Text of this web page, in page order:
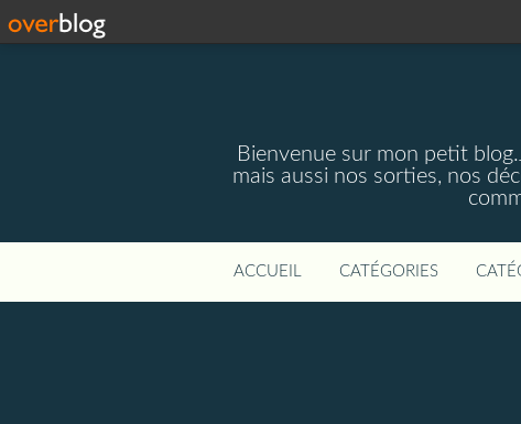
Bienvenue sur mon petit
mais aussi nos sorties, nos
ACCUEIL CATÉGORIES